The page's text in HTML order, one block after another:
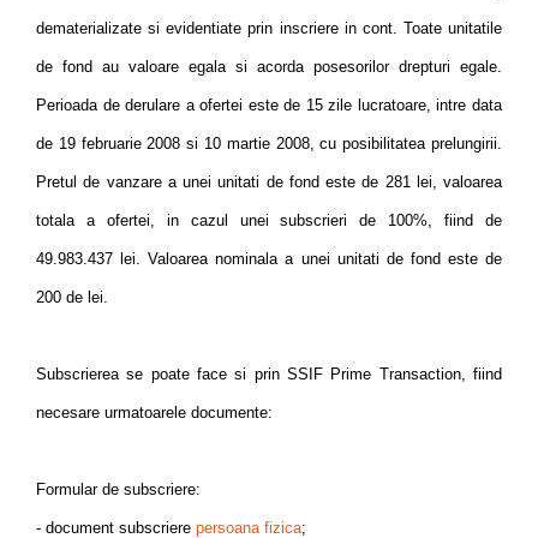
dematerializate si evidentiate prin inscriere in cont. Toate unitatile
de fond au valoare egala si acorda posesorilor drepturi egale.
Perioada de derulare a ofertei este de 15 zile lucratoare, intre data
de 19 februarie 2008 si 10 martie 2008, cu posibilitatea prelungirii.
Pretul de vanzare a unei unitati de fond este de 281 lei, valoarea
totala a ofertei, in cazul unei subscrieri de 100%, fiind de
49.983.437 lei. Valoarea nominala a unei unitati de fond este de
200 de lei.
Subscrierea se poate face si prin SSIF Prime Transaction, fiind
necesare urmatoarele documente:
Formular de subscriere:
- document subscriere persoana fizica;